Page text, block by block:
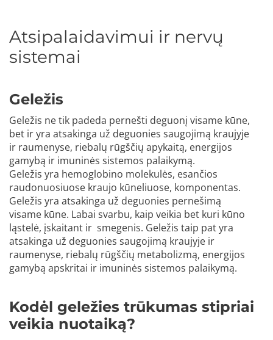
Atsipalaidavimui ir nervų
sistemai
Geležis
Geležis ne tik padeda pernešti deguonį visame kūne,
bet ir yra atsakinga už deguonies saugojimą kraujyje
ir raumenyse, riebalų rūgščių apykaitą, energijos
gamybą ir imuninės sistemos palaikymą.
Geležis yra hemoglobino molekulės, esančios
raudonuosiuose kraujo kūneliuose, komponentas.
Geležis yra atsakinga už deguonies pernešimą
visame kūne. Labai svarbu, kaip veikia bet kuri kūno
ląstelė, įskaitant ir smegenis. Geležis taip pat yra
atsakinga už deguonies saugojimą kraujyje ir
raumenyse, riebalų rūgščių metabolizmą, energijos
gamybą apskritai ir imuninės sistemos palaikymą.
Kodėl geležies trūkumas stipriai
veikia nuotaiką?